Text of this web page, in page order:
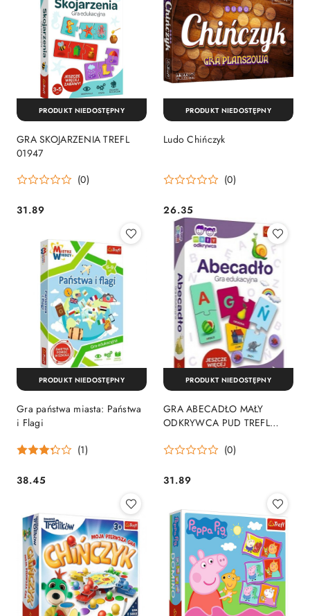
GRA SKOJARZENIA TREFL
01947
(0)
Cena:
31.89
PRODUKT NIEDOSTĘPNY
Ludo Chińczyk
(0)
Cena:
26.35
PRODUKT NIEDOSTĘPNY
Gra państwa miasta: Państwa
i Flagi
(1)
Cena:
38.45
PRODUKT NIEDOSTĘPNY
GRA ABECADŁO MAŁY
ODKRYWCA PUD TREFL
(0)
Cena:
31.89
PRODUKT NIEDOSTĘPNY